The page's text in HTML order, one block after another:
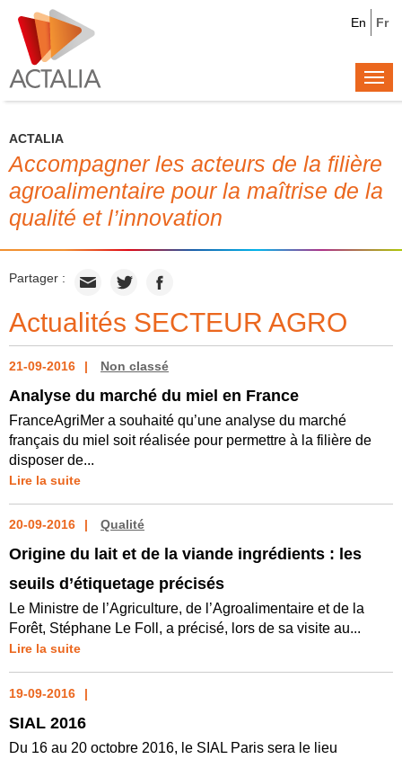
Fr
En
ACTALIA
Accompagner les acteurs de la filière
agroalimentaire pour la maîtrise de la
qualité et l’innovation
Partager :
Actualités SECTEUR AGRO
21-09-2016 Non classé
Analyse du marché du miel en France
FranceAgriMer a souhaité qu’une analyse du marché
français du miel soit réalisée pour permettre à la filière de
disposer de...
Lire la suite
20-09-2016 Qualité
Origine du lait et de la viande ingrédients : les
seuils d’étiquetage précisés
Le Ministre de l’Agriculture, de l’Agroalimentaire et de la
Forêt, Stéphane Le Foll, a précisé, lors de sa visite au...
Lire la suite
19-09-2016
SIAL 2016
Du 16 au 20 octobre 2016, le SIAL Paris sera le lieu